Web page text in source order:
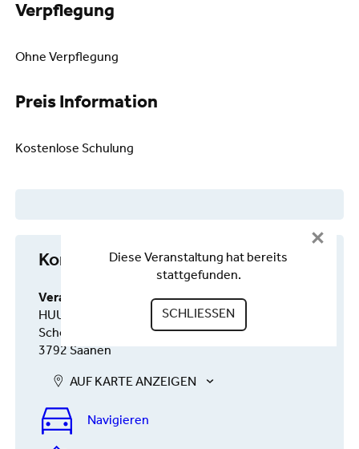
Verpflegung
Ohne Verpflegung
Preis Information
Kostenlose Schulung
Diese Veranstaltung hat bereits
stattgefunden.
SCHLIESSEN
Kontakt
Veranstaltungsort
HUUS Gstaad Hotel
Schönriedstrasse 74
3792 Saanen
AUF KARTE ANZEIGEN
Navigieren